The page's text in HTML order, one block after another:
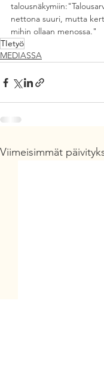
nettona suuri, mutta
mihin ollaan menossa."
TIetyö
MEDIASSA
Viimeisimmät